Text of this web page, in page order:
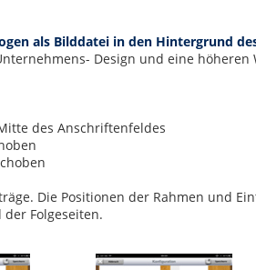
als Bilddatei in den Hintergrund
Design und eine
des Anschriftenfeldes
Die Positionen der Rahmen und
Folgeseiten.